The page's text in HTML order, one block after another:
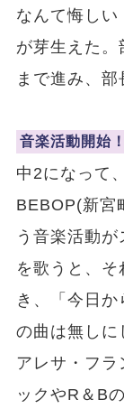
なんて悔し
が芽生えた。
まで進み、部
音楽活動開始！
中2になって
BEBOP(新宮
う音楽活動
を歌うと、
き、「今日
の曲は無しに
アレサ・フラ
ックやR＆B